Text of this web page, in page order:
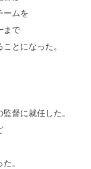
ームを
まで
とになった。
督に就任した。
。